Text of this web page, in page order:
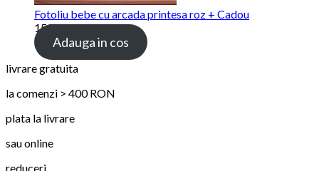
Fotoliu bebe cu arcada printesa roz + Cadou
159.00 lei
Adauga in cos
livrare gratuita
la comenzi > 400 RON
plata la livrare
sau online
reduceri